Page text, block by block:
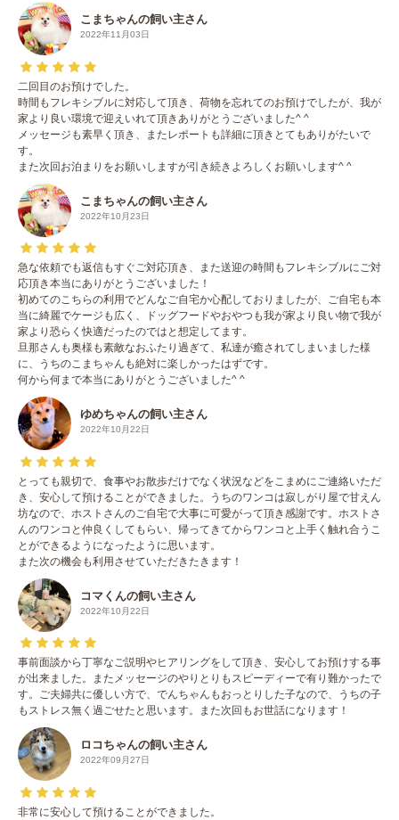
こまちゃんの飼い主さん
2022年11月03日
二回目のお預けでした。
時間もフレキシブルに対応して頂き、荷物を忘れてのお預けでしたが、我が
家より良い環境で迎えいれて頂きありがとうございました^ ^
メッセージも素早く頂き、またレポートも詳細に頂きとてもありがたいで
す。
また次回お泊まりをお願いしますが引き続きよろしくお願いします^ ^
こまちゃんの飼い主さん
2022年10月23日
急な依頼でも返信もすぐご対応頂き、また送迎の時間もフレキシブルにご対
応頂き本当にありがとうございました！
初めてのこちらの利用でどんなご自宅か心配しておりましたが、ご自宅も本
当に綺麗でケージも広く、ドッグフードやおやつも我が家より良い物で我が
家より恐らく快適だったのではと想定してます。
旦那さんも奥様も素敵なおふたり過ぎて、私達が癒されてしまいました様
に、うちのこまちゃんも絶対に楽しかったはずです。
何から何まで本当にありがとうございました^ ^
ゆめちゃんの飼い主さん
2022年10月22日
とっても親切で、食事やお散歩だけでなく状況などをこまめにご連絡いただ
き、安心して預けることができました。うちのワンコは寂しがり屋で甘えん
坊なので、ホストさんのご自宅で大事に可愛がって頂き感謝です。ホストさ
んのワンコと仲良くしてもらい、帰ってきてからワンコと上手く触れ合うこ
とができるようになったように思います。
また次の機会も利用させていただきたきます！
コマくんの飼い主さん
2022年10月22日
事前面談から丁寧なご説明やヒアリングをして頂き、安心してお預けする事
が出来ました。またメッセージのやりとりもスピーディーで有り難かったで
す。ご夫婦共に優しい方で、でんちゃんもおっとりした子なので、うちの子
もストレス無く過ごせたと思います。また次回もお世話になります！
ロコちゃんの飼い主さん
2022年09月27日
非常に安心して預けることができました。